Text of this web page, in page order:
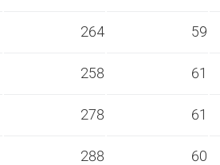
264 59
258 61
278 61
288 60